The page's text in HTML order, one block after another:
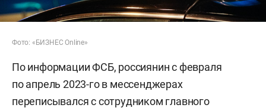
Фото: «БИЗНЕС Online»
По информации ФСБ, россиянин с февраля
по апрель 2023-го в мессенджерах
переписывался с сотрудником главного